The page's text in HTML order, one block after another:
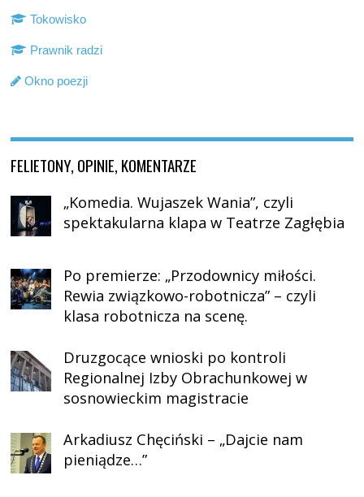
Tokowisko
Prawnik radzi
Okno poezji
FELIETONY, OPINIE, KOMENTARZE
„Komedia. Wujaszek Wania”, czyli
spektakularna klapa w Teatrze Zagłębia
Po premierze: „Przodownicy miłości.
Rewia związkowo-robotnicza” – czyli
klasa robotnicza na scenę.
Druzgocące wnioski po kontroli
Regionalnej Izby Obrachunkowej w
sosnowieckim magistracie
Arkadiusz Chęciński – „Dajcie nam
pieniądze…”